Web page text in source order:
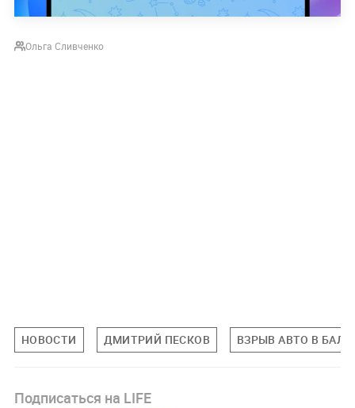
Ольга Сливченко
НОВОСТИ ДМИТРИЙ ПЕСКОВ ВЗРЫВ АВТО В
Подписаться на LIFE